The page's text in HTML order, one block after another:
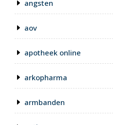
angsten
aov
apotheek online
arkopharma
armbanden